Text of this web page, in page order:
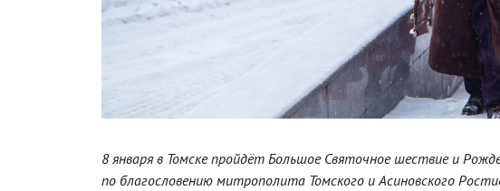
8 января в Томске пройдёт Большое Святочное шествие и
по благословению митрополита Томского и Асиновского